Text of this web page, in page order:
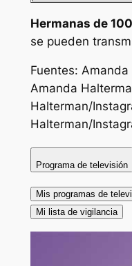
Hermanas de
se pueden
Fuentes: Amanda
Amanda
Halterman/
Halterman/
Programa de televisión
Mis programas de
Mi lista de vigilancia